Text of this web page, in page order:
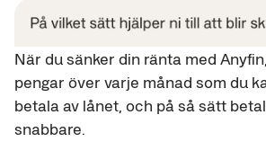
När du sänker din ränta med
pengar över varje månad som du
betala av lånet, och på så sätt
snabbare.